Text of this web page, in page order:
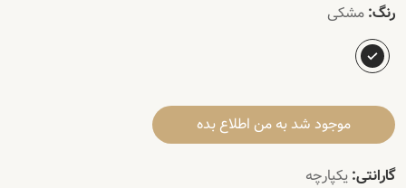
رنگ: مشکی
موجود شد به من اطلاع بده
گارانتی: یکپارچه